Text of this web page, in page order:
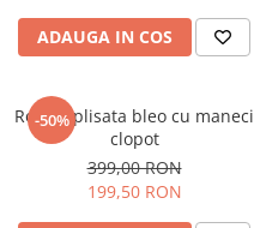
ADAUGA IN COS
-50%
Rochie plisata bleo cu maneci
clopot
399,00 RON
199,50 RON